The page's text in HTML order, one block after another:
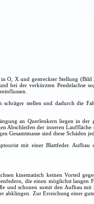
O, X und gestreckter Stellung
bei der verkürzten Pendelachse
stellen und dadurch die
an Querlenkern liegen in der
Abschleifen der inneren Lauffläche
Gesamtmasse sind diese Schäden
mit einer Blattfeder. Aufbau
kinematisch keinen Vorteil
die einen möglichst langen
und schonen somit den Aufbau mit
abklingen. Zur Erreichung einer